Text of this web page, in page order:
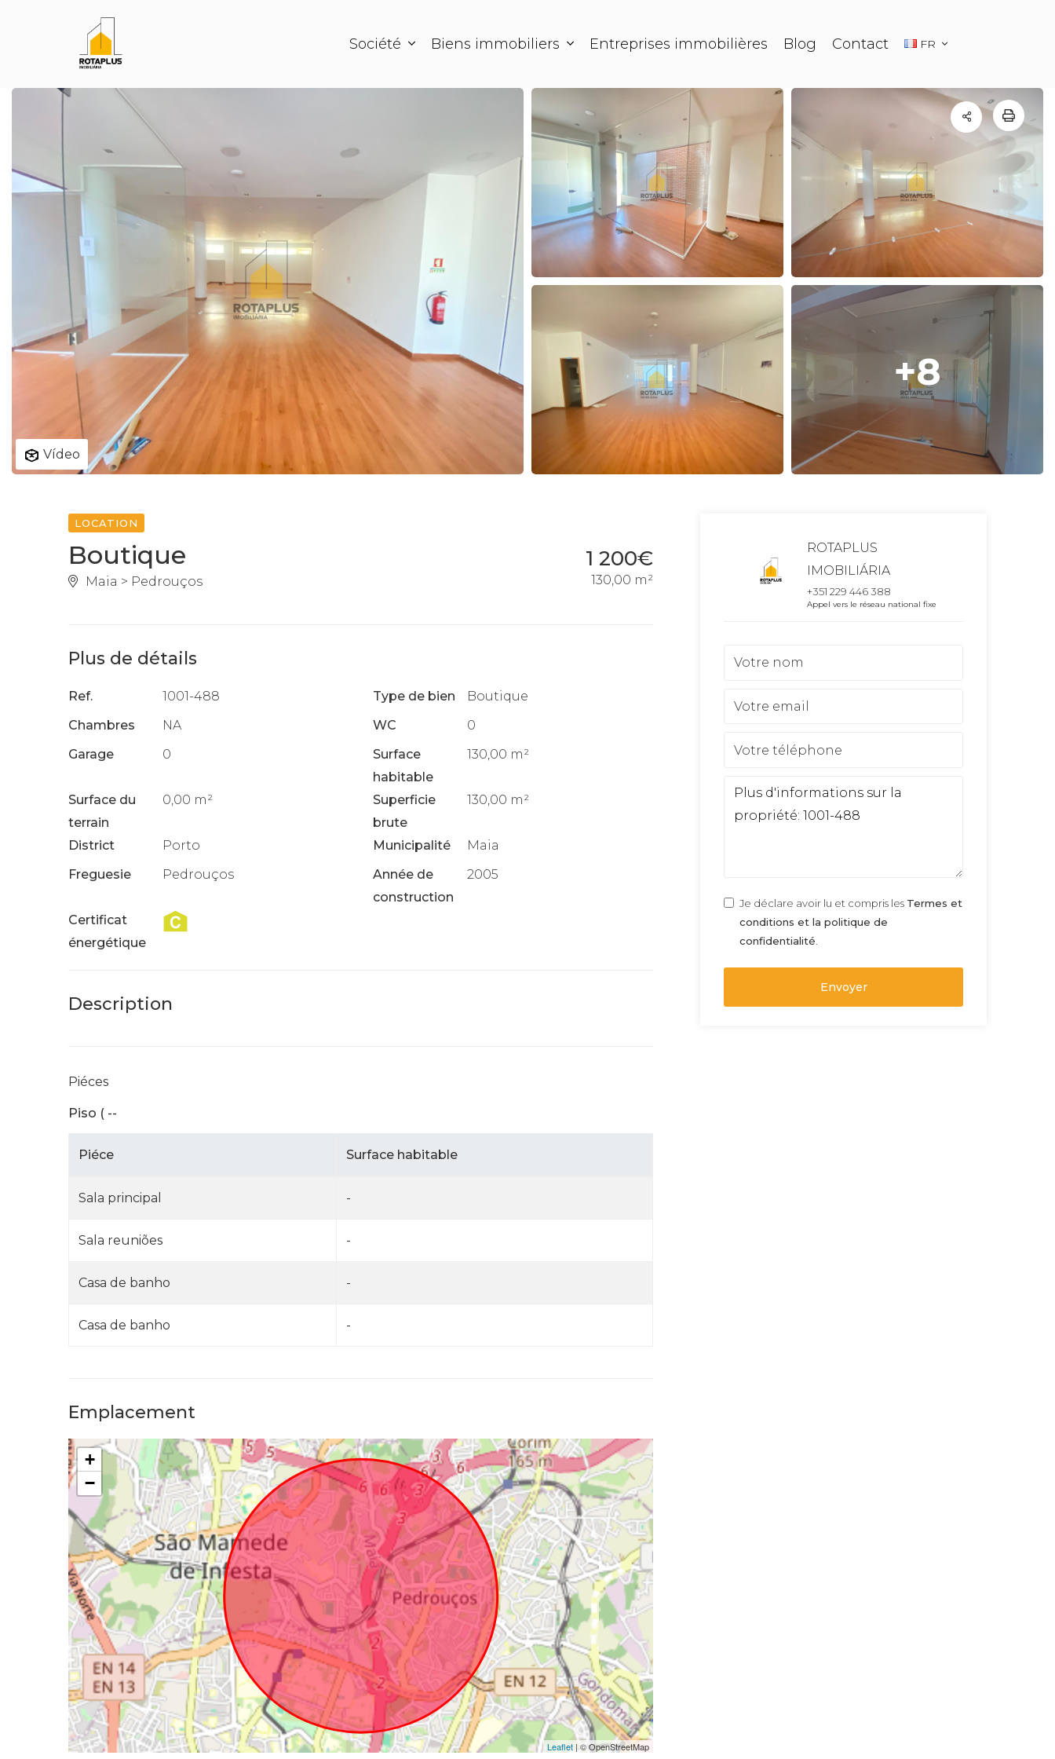
Société Biens immobiliers Entreprises immobilières Blog Contact FR
Vídeo
+8
LOCATION
Boutique
Maia > Pedrouços
1 200€
130,00 m²
Plus de détails
Ref. 1001-488 Type de bien
Boutique
Chambres
NA WC
0
Garage
0
Surface
habitable
130,00 m²
Surface du
terrain
0,00 m²
Superficie
brute
130,00 m²
District Porto Municipalité
Maia
Freguesie
Pedrouços
Année de
construction
2005
Certificat
énergétique
Description
Piéces
Piso ( --
Piéce Surface habitable
Sala principal -
Sala reuniões -
Casa de banho -
Casa de banho -
Emplacement
+
−
Leaflet | © OpenStreetMap
ROTAPLUS
IMOBILIÁRIA
+351 229 446 388
Appel vers le réseau national fixe
Je déclare avoir lu et compris les Termes et
conditions et la politique de
confidentialité
Envoyer